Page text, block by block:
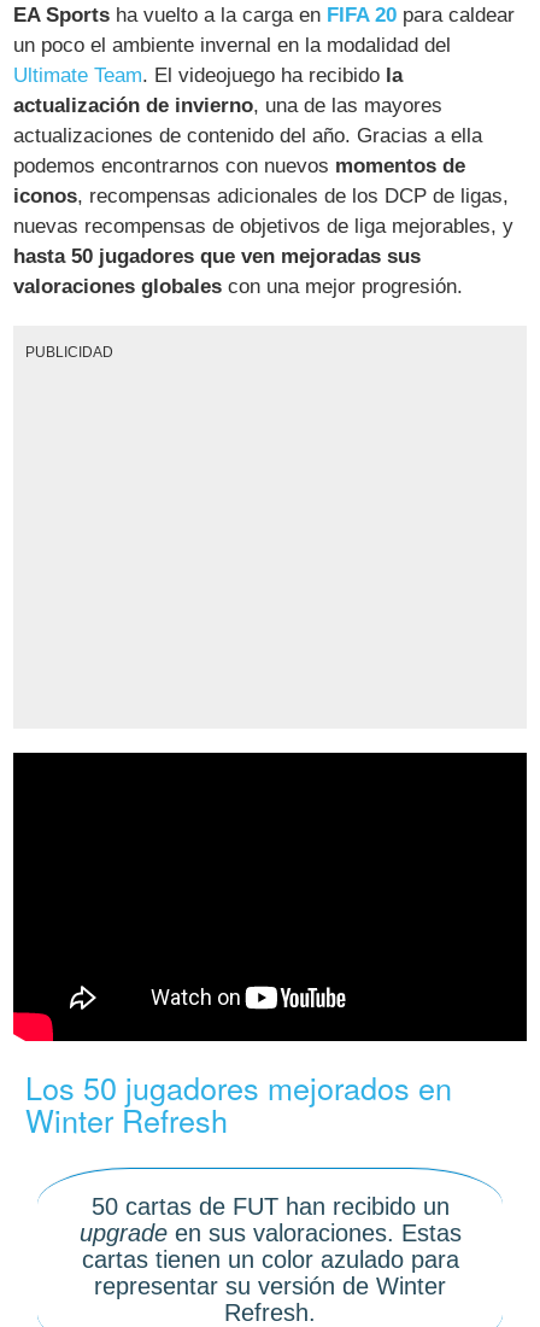
EA Sports ha vuelto a la carga en FIFA 20 para caldear
un poco el ambiente invernal en la modalidad del
Ultimate Team. El videojuego ha recibido la
actualización de invierno, una de las mayores
actualizaciones de contenido del año. Gracias a ella
podemos encontrarnos con nuevos momentos de
iconos, recompensas adicionales de los DCP de ligas,
nuevas recompensas de objetivos de liga mejorables, y
hasta 50 jugadores que ven mejoradas sus
valoraciones globales con una mejor progresión.
PUBLICIDAD
Los 50 jugadores mejorados en
Winter Refresh
50 cartas de FUT han recibido un
upgradeen sus valoraciones. Estas
cartas tienen un color azulado para
representar su versión de Winter
Refresh.